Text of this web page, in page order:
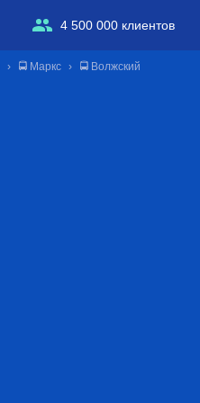
4 500 000 клиентов
🚍 Маркс 🚍 Волжский